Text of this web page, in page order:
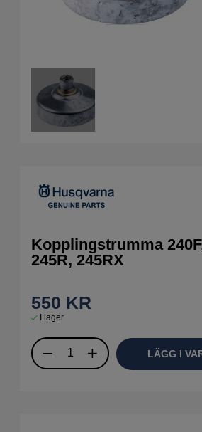
Kopplingstrumma
245R, 245RX
550 KR
I lager
LÄGG I